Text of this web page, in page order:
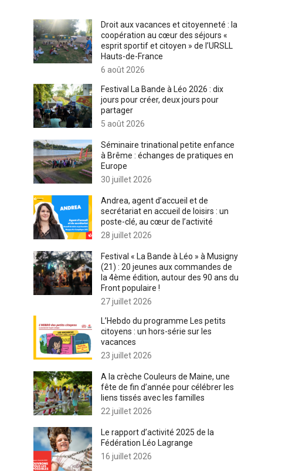
Droit aux vacances et citoyenneté : la
coopération au cœur des séjours «
esprit sportif et citoyen » de l’URSLL
Hauts-de-France
6 août 2026
Festival La Bande à Léo 2026 : dix
jours pour créer, deux jours pour
partager
5 août 2026
Séminaire trinational petite enfance
à Brême : échanges de pratiques en
Europe
30 juillet 2026
Andrea, agent d’accueil et de
secrétariat en accueil de loisirs : un
poste-clé, au cœur de l’activité
28 juillet 2026
Festival « La Bande à Léo » à Musigny
(21) : 20 jeunes aux commandes de
la 4ème édition, autour des 90 ans du
Front populaire !
27 juillet 2026
L’Hebdo du programme Les petits
citoyens : un hors-série sur les
vacances
23 juillet 2026
A la crèche Couleurs de Maine, une
fête de fin d’année pour célébrer les
liens tissés avec les familles
22 juillet 2026
Le rapport d’activité 2025 de la
Fédération Léo Lagrange
16 juillet 2026